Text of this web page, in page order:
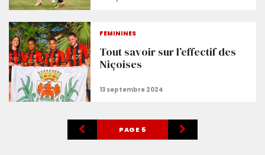
FÉMININES
Tout savoir sur l’effectif des
Niçoises
PAGE 5